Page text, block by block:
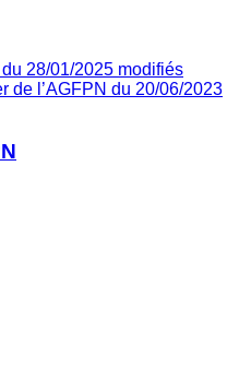
28/01/2025 modifiés
de l’AGFPN du 20/06/2023